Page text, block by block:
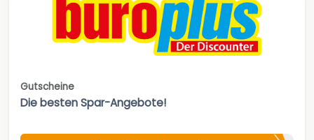
Gutscheine
Die besten Spar-Angebote!